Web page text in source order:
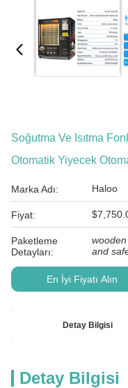
Soğutma Ve Isıtma
Otomatik Yiyecek
Marka Adı: Haloo
Fiyat:
Paketleme
Detayları:
and
En İyi Fiyatı Alın
Detay Bilgisi
Detay Bilgisi